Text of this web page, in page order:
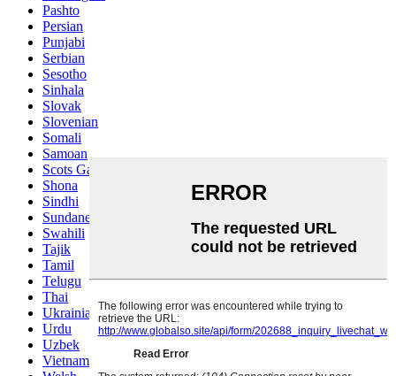
Pashto
Persian
Punjabi
Serbian
Sesotho
Sinhala
Slovak
Slovenian
Somali
Samoan
Scots Gaelic
Shona
Sindhi
Sundanese
Swahili
Tajik
Tamil
Telugu
Thai
Ukrainian
Urdu
Uzbek
Vietnamese